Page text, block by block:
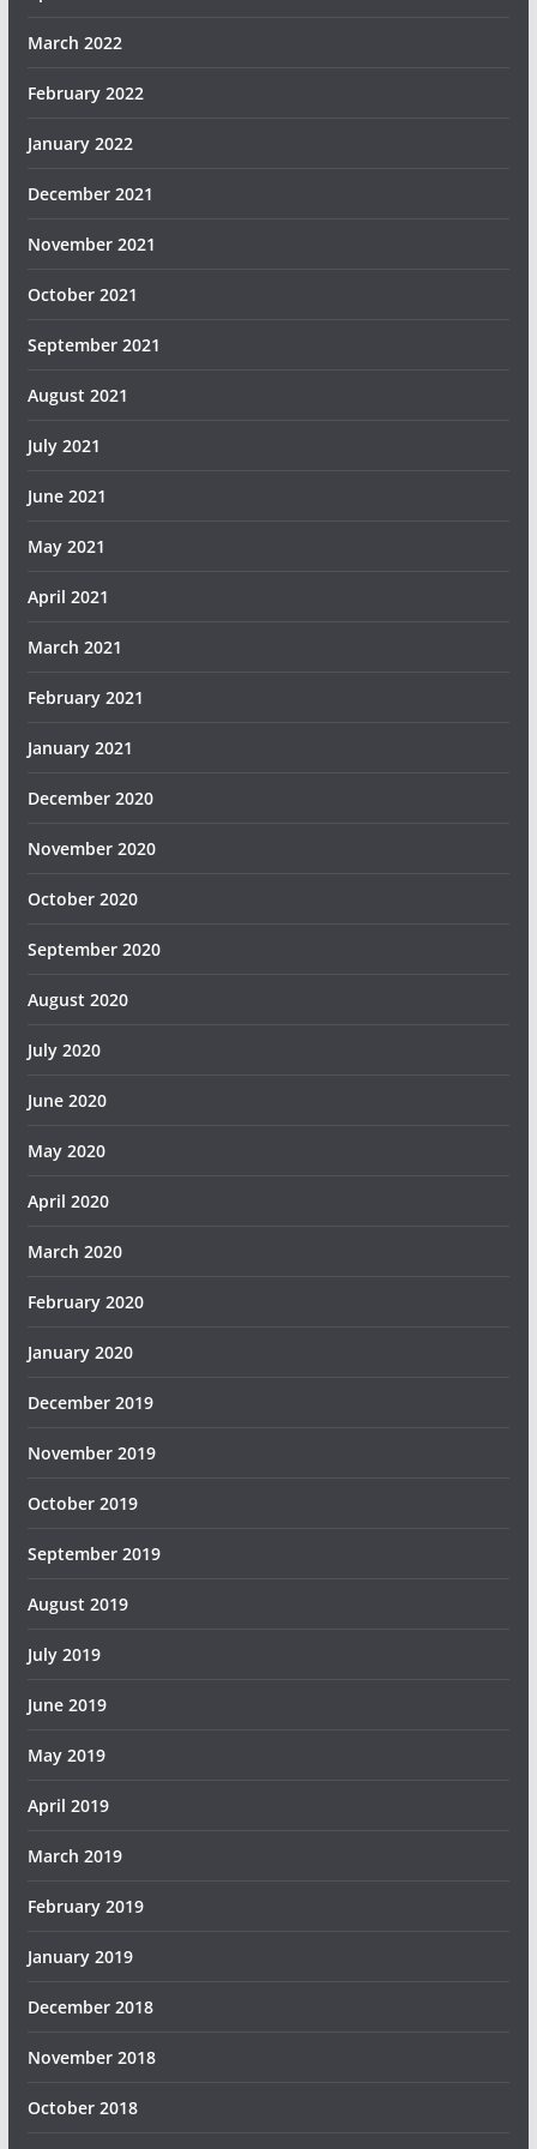
March 2022
February 2022
January 2022
December 2021
November 2021
October 2021
September 2021
August 2021
July 2021
June 2021
May 2021
April 2021
March 2021
February 2021
January 2021
December 2020
November 2020
October 2020
September 2020
August 2020
July 2020
June 2020
May 2020
April 2020
March 2020
February 2020
January 2020
December 2019
November 2019
October 2019
September 2019
August 2019
July 2019
June 2019
May 2019
April 2019
March 2019
February 2019
January 2019
December 2018
November 2018
October 2018